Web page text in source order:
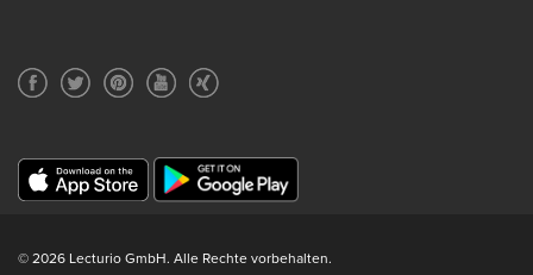
© 2026 Lecturio GmbH. Alle Rechte vorbehalten.